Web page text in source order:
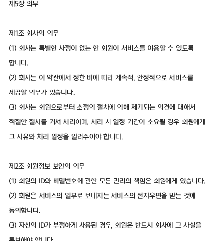
제5장 의무
제1조 회사의 의무
(1) 회사는 특별한 사정이 없는 한 회원이 서비스를 이용할 수 있도록
합니다.
(2) 회사는 이 약관에서 정한 바에 따라 계속적, 안정적으로 서비스를
제공할 의무가 있습니다.
(3) 회사는 회원으로부터 소정의 절차에 의해 제기되는 의견에 대해서
적절한 절차를 거쳐 처리하며, 처리 시 일정 기간이 소요될 경우 회원에게
그 사유와 처리 일정을 알려주어야 합니다.
제2조 회원정보 보안의 의무
(1) 회원의 ID와 비밀번호에 관한 모든 관리의 책임은 회원에게 있습니다.
(2) 회원은 서비스의 일부로 보내지는 서비스의 전자우편을 받는 것에
동의합니다.
(3) 자신의 ID가 부정하게 사용된 경우, 회원은 반드시 회사에 그 사실을